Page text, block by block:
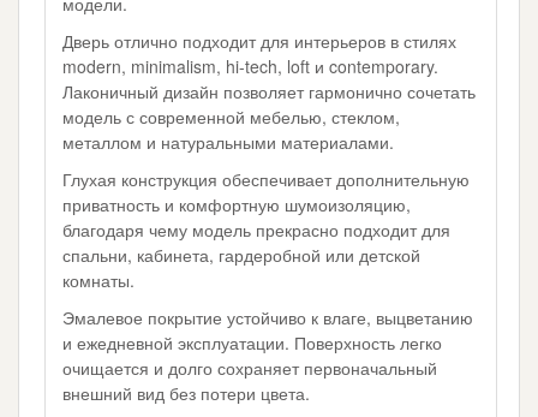
Дверь отлично подходит для интерьеров в стилях
modern, minimalism, hi-tech, loft и contemporary.
Лаконичный дизайн позволяет гармонично сочетать
модель с современной мебелью, стеклом,
металлом и натуральными материалами.
Глухая конструкция обеспечивает дополнительную
приватность и комфортную шумоизоляцию,
благодаря чему модель прекрасно подходит для
спальни, кабинета, гардеробной или детской
комнаты.
Эмалевое покрытие устойчиво к влаге, выцветанию
и ежедневной эксплуатации. Поверхность легко
очищается и долго сохраняет первоначальный
внешний вид без потери цвета.